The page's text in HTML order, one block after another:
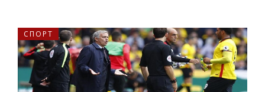
СПОРТ